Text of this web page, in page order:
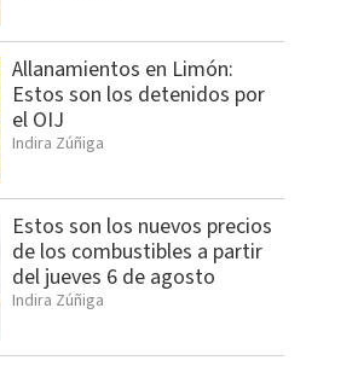
Allanamientos en Limón:
Estos son los detenidos por
el OIJ
Indira Zúñiga
Estos son los nuevos precios
de los combustibles a partir
del jueves 6 de agosto
Indira Zúñiga